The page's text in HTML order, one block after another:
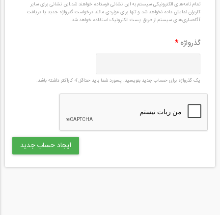
تمام نامه‌های الکترونیکی سیستم به این نشانی فرستاده خواهند شد.این نشانی برای سایر
کاربران نمایش داده نخواهد شد و تنها برای مواردی مانند درخواست گذرواژه جدید یا دریافت
آگاه‌سازی‌های سیستم از طریق پست الکترونیک استفاده خواهد شد.
گذرواژه *
یک گذرواژه برای حساب جدید بنویسید. پسورد شما باید حداقل4 کاراکتر داشته باشد.